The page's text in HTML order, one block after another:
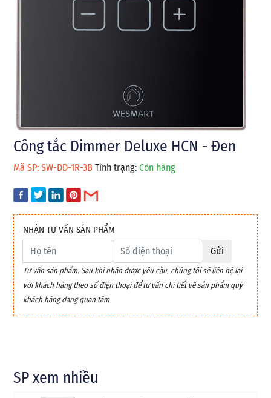
Công tắc Dimmer Deluxe HCN - Đen
Mã SP: SW-DD-1R-3B Tình trạng: Còn hàng
NHẬN TƯ VẤN SẢN PHẨM
Gửi
Tư vấn sản phẩm: Sau khi nhận được yêu cầu, chúng tôi sẽ liên hệ lại
với khách hàng theo số điện thoại để tư vấn chi tiết về sản phẩm quý
khách hàng đang quan tâm
SP xem nhiều